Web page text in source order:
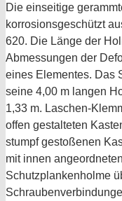
Die einseitige
korrosionsgeschützt
620. Die Länge der
Abmessungen der
eines Elementes. Das
seine 4,00 m langen
1,33 m. Laschen-
offen gestalteten
stumpf gestoßenen
mit innen
Schutzplankenholme